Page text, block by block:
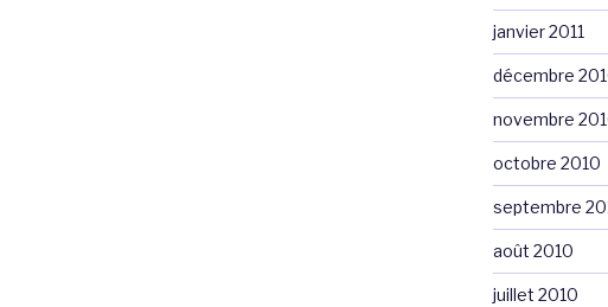
janvier 2011
décembre
novembre
octobre 2010
septembre
août 2010
juillet 2010